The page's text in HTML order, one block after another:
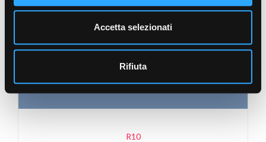
Accetta selezionati
Rifiuta
Product Environmental Footprint
R
R10